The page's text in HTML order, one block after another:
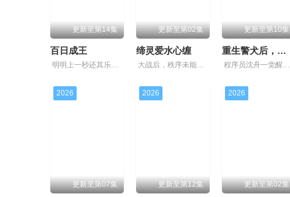
更新至第14集
百日成王
明明上一秒还其乐融融的餐厅，下一秒竟然血流成河……明明是爱民如子的君王下一秒竟然变成嗜血凶兽……“明”失去了一切在乎的人，这个糟糕的王真的很糟糕！我要向他复仇！等等，你是说面前这个只剩10
更新至第02集
缔灵爱水心缠
大战后，秩序未能恢复，世界陷入混乱。混沌从深渊崛起，黑暗如潮水般吞噬大地……缔默完成了命运的蜕变——她不再是被守护的少女，而是手持万灵缔杖的“万灵神女”，以温柔而坚定的力量守护人间与仙境。
更新至第10集
重生警犬后，我成了名侦探？
程序员沈舟一觉醒来变成哈士奇，还被当成警犬送进警局。为了变回人，他绑定“警犬系统”，破一案进一步，从此踏上破案攒进度之路。深夜巷战持刀歹徒、菜市场识破盗窃惯犯、狗肉馆卧底端掉走私团伙、荒村
2026
更新至第07集
2026
更新至第12集
2026
更新至第02集